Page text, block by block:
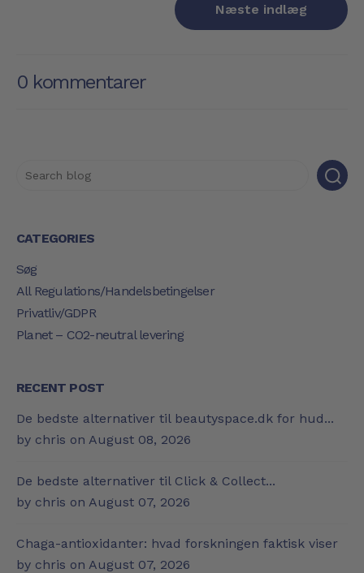
Næste indlæg
0 kommentarer
CATEGORIES
Søg
All Regulations/Handelsbetingelser
Privatliv/GDPR
Planet – CO2-neutral levering
RECENT POST
De bedste alternativer til beautyspace.dk for hud...
by chris on August 08, 2026
De bedste alternativer til Click & Collect...
by chris on August 07, 2026
Chaga-antioxidanter: hvad forskningen faktisk viser
by chris on August 07, 2026